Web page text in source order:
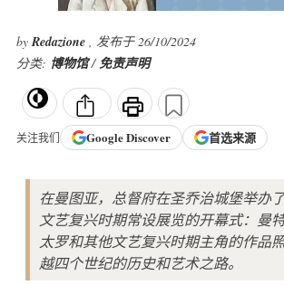
byRedazione , 发布于 26/10/2024
分类: 博物馆/免责声明
关注我们 GoogleDiscover 首选来源
在曼图亚，总督府在圣乔治城堡举办
文艺复兴时期常设展览的开幕式：曼
太罗和其他文艺复兴时期主角的作品
越四个世纪的历史和艺术之路。